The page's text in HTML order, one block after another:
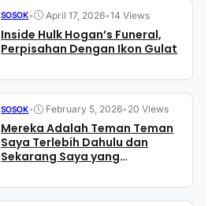
SOSOK• April 17, 2026•14 Views
Inside Hulk Hogan’s Funeral,
Perpisahan Dengan Ikon Gulat
SOSOK• February 5, 2026• 20 Views
Mereka Adalah Teman Teman
Saya Terlebih Dahulu dan
Sekarang Saya yang